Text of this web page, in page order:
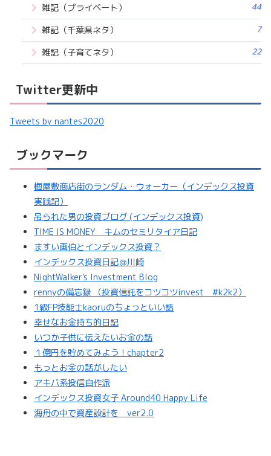
雑記（プライベート） 44
雑記（千葉県ネタ） 7
雑記（子育てネタ） 22
Twitter更新中
Tweets by nantes2020
ブックマーク
梅屋敷商店街のランダム・ウォーカー（インデックス投資
実践記）
吊られた男の投資ブログ (インデックス投資)
TIME IS MONEY キムのセミリタイア日記
ますい画伯とインデックス投資？
インデックス投資日記＠川崎
NightWalker's Investment Blog
rennyの備忘録 （投資信託をコツコツinvest #k2k2）
1級FP技能士kaoruのちょっといい話
幸せなお金持ち的日記
いつか子供に伝えたいお金の話
１億円を貯めてみよう！chapter2
もっとお金の話がしたい
アキバ系投信自作派
インデックス投資女子 Around40 Happy Life
海舟の中で資産設計を ver2.0